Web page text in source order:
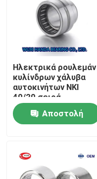
Σπίτι
Περίπου εμείς
Ηλεκτρικά ρουλεμάν
κυλίνδρων χάλυβα
αυτοκινήτων NKI
40/20 σειρά
40*55*20mm RNA NK
NA NKI Αποστολή